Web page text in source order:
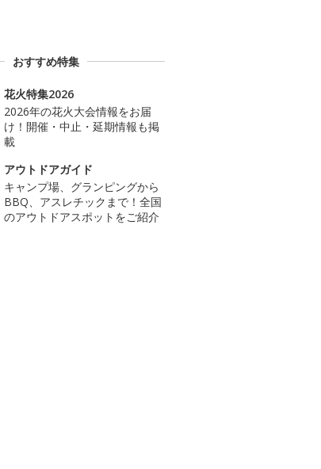
おすすめ特集
花火特集2026
2026年の花火大会情報をお届
け！開催・中止・延期情報も掲
載
アウトドアガイド
キャンプ場、グランピングから
BBQ、アスレチックまで！全国
のアウトドアスポットをご紹介